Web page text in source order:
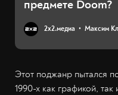
предмете Doom?
2х2.медиа Максим
Этот поджанр пытался
1990-х как графикой,